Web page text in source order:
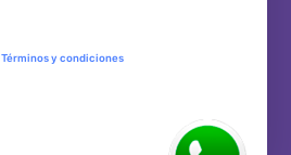
Términos y condiciones